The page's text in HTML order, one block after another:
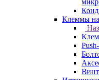
Клеммы